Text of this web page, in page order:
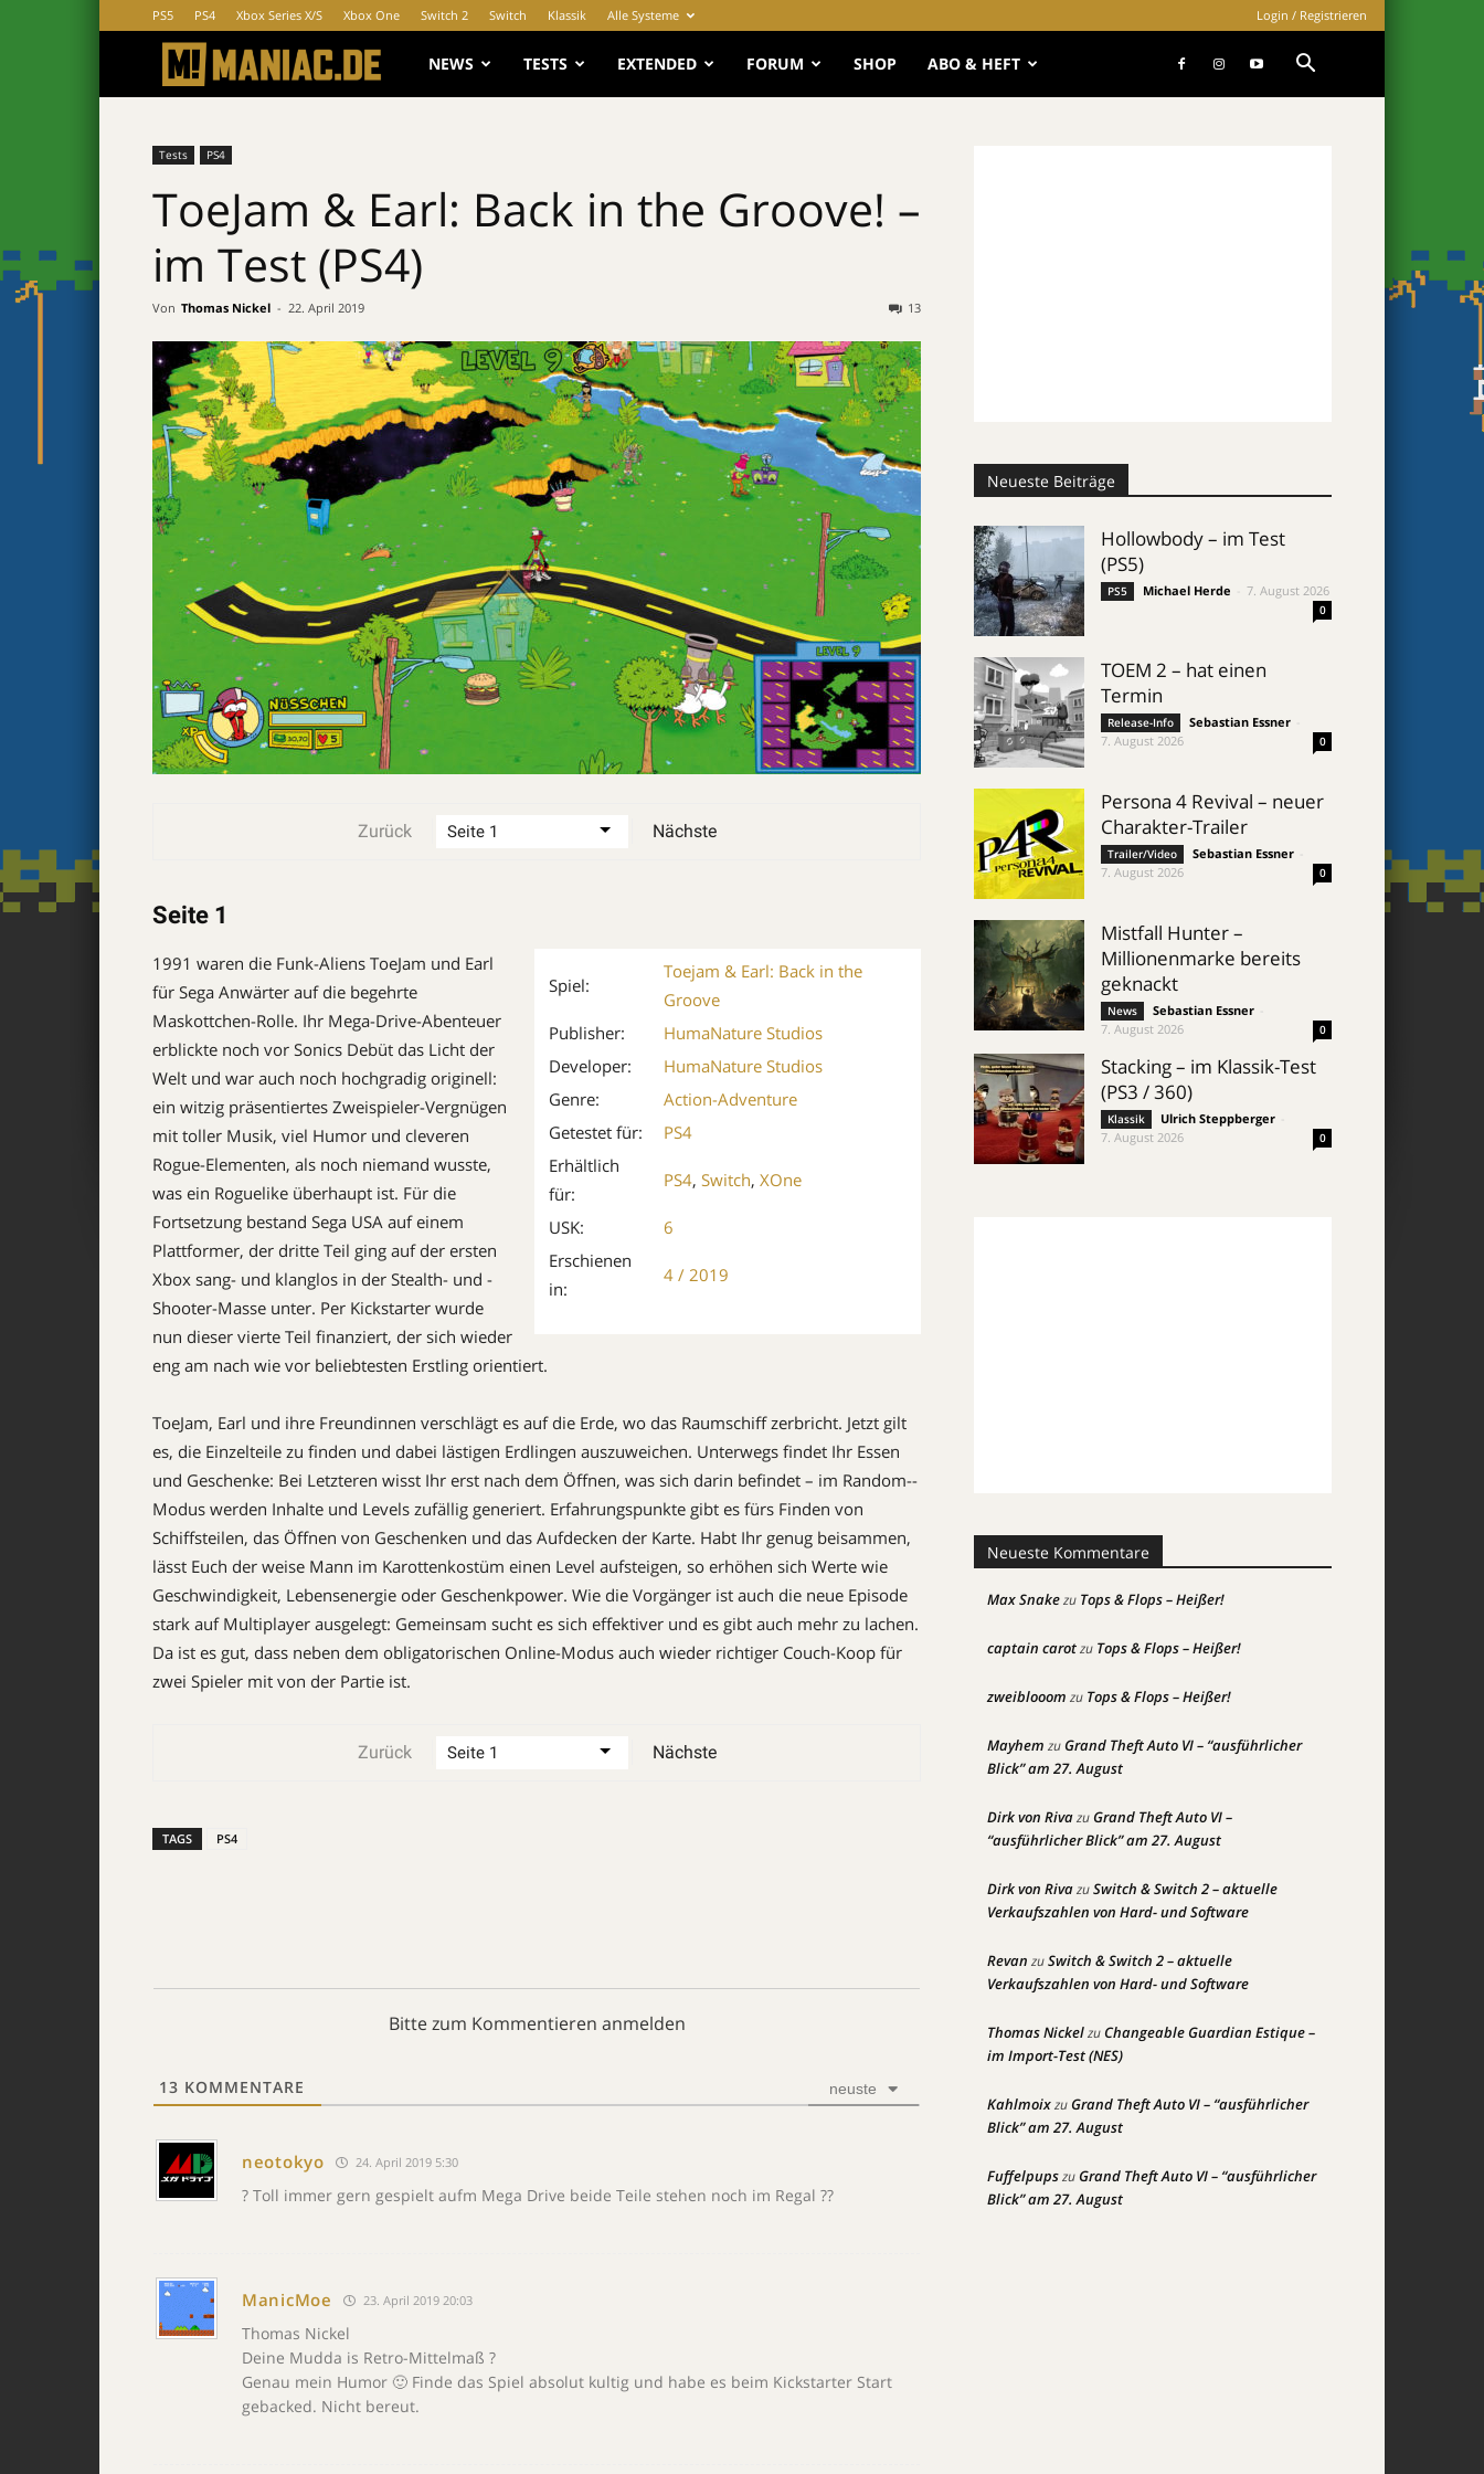
PS5 PS4 Xbox Series X/S Xbox One Switch 2 Switch Klassik Alle Systeme Login / Registrieren
MANIAC.de
NEWS TESTS EXTENDED FORUM SHOP ABO & HEFT
Tests PS4
ToeJam & Earl: Back in the Groove! –
im Test (PS4)
Von Thomas Nickel - 22. April 2019 13
Zurück Nächste
Seite 1
Spiel:
Toejam & Earl: Back in the
Groove
Publisher:
HumaNature Studios
Developer:
HumaNature Studios
Genre:
Action-Adventure
Getestet für:
PS4
Erhältlich
für:
PS4, Switch, XOne
USK:
6
Erschienen
in:
4 / 2019
1991 waren die Funk-Aliens ToeJam und Earl
für Sega Anwärter auf die begehrte
Maskottchen-Rolle. Ihr Mega-Drive-Abenteuer
erblickte noch vor Sonics Debüt das Licht der
Welt und war auch noch hochgradig originell:
ein witzig präsentiertes Zweispieler-Vergnügen
mit toller Musik, viel Humor und cleveren
Rogue-Elementen, als noch niemand wusste,
was ein Roguelike überhaupt ist. Für die
Fortsetzung bestand Sega USA auf einem
Plattformer, der dritte Teil ging auf der ersten
Xbox sang- und klanglos in der Stealth- und ­
Shooter-Masse unter. Per Kickstarter wurde
nun dieser vierte Teil finanziert, der sich wieder
eng am nach wie vor beliebtesten Erstling orientiert.
ToeJam, Earl und ihre Freundinnen verschlägt es auf die Erde, wo das Raumschiff zerbricht. Jetzt gilt
es, die Einzelteile zu finden und dabei lästigen Erdlingen auszuweichen. Unterwegs findet Ihr Essen
und Geschenke: Bei Letzteren wisst Ihr erst nach dem Öffnen, was sich darin befindet – im Random-­
Modus werden Inhalte und Levels zufällig generiert. Erfahrungspunkte gibt es fürs Finden von
Schiffsteilen, das Öffnen von Geschenken und das Aufdecken der Karte. Habt Ihr genug beisammen,
lässt Euch der weise Mann im ­Karottenkostüm einen Level aufsteigen, so erhöhen sich ­Werte wie
Geschwindigkeit, Lebens­energie oder Geschenkpower. Wie die Vorgänger ist auch die neue Episode
stark auf Multiplayer ausgelegt: Gemeinsam sucht es sich effektiver und es gibt auch mehr zu lachen.
Da ist es gut, dass neben dem obligatorischen Online-Modus auch wieder richtiger Couch-Koop für
zwei Spieler mit von der Partie ist.
Zurück Nächste
TAGS PS4
Bitte zum Kommentieren anmelden
13 KOMMENTARE neuste
neotokyo 24. April 2019 5:30
? Toll immer gern gespielt aufm Mega Drive beide Teile stehen noch im Regal ??
ManicMoe 23. April 2019 20:03
Thomas Nickel
Deine Mudda is Retro-Mittelmaß ?
Genau mein Humor 🙂 Finde das Spiel absolut kultig und habe es beim Kickstarter Start
gebacked. Nicht bereut.
Neueste Beiträge
Hollowbody – im Test
(PS5)
PS5 Michael Herde 7. August 2026
0
TOEM 2 – hat einen
Termin
Release-Info Sebastian Essner
7. August 2026
0
Persona 4 Revival – neuer
Charakter-Trailer
Trailer/Video Sebastian Essner
7. August 2026
0
Mistfall Hunter –
Millionenmarke bereits
geknackt
News Sebastian Essner
7. August 2026
0
Stacking – im Klassik-Test
(PS3 / 360)
Klassik Ulrich Steppberger
7. August 2026
0
Neueste Kommentare
Max Snakezu Tops & Flops – Heißer!
captain carotzu Tops & Flops – Heißer!
zweiblooom zu Tops & Flops – Heißer!
Mayhem zuGrand Theft Auto VI – “ausführlicher
Blick” am 27. August
Dirk von RivazuGrand Theft Auto VI –
“ausführlicher Blick” am 27. August
Dirk von RivazuSwitch & Switch 2 – aktuelle
Verkaufszahlen von Hard- und Software
Revan zuSwitch & Switch 2 – aktuelle
Verkaufszahlen von Hard- und Software
Thomas NickelzuChangeable Guardian Estique –
im Import-Test (NES)
KahlmoixzuGrand Theft Auto VI – “ausführlicher
Blick” am 27. August
FuffelpupszuGrand Theft Auto VI – “ausführlicher
Blick” am 27. August